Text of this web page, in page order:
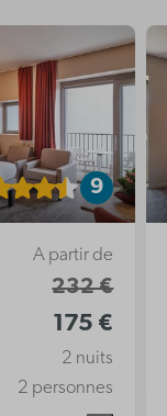
9
A partir de
232 €
175 €
2 nuits
2 personnes